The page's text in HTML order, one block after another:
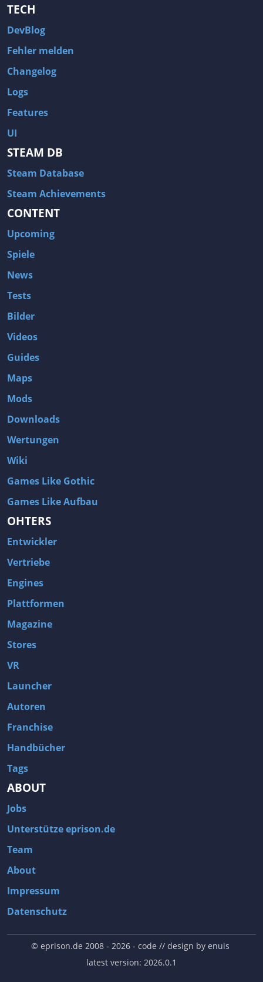
TECH
DevBlog
Fehler melden
Changelog
Logs
Features
UI
STEAM DB
Steam Database
Steam Achievements
CONTENT
Upcoming
Spiele
News
Tests
Bilder
Videos
Guides
Maps
Mods
Downloads
Wertungen
Wiki
Games Like Gothic
Games Like Aufbau
OHTERS
Entwickler
Vertriebe
Engines
Plattformen
Magazine
Stores
VR
Launcher
Autoren
Franchise
Handbücher
Tags
ABOUT
Jobs
Unterstütze eprison.de
Team
About
Impressum
Datenschutz
© eprison.de 2008 - 2026- code // design by enuis
latest version: 2026.0.1